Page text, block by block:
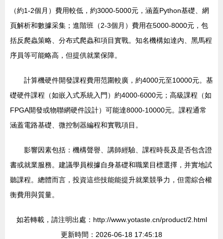
（約1-2個月）費用較低，約3000-5000元，涵蓋Python基礎、網
頁解析和數據采集；進階班（2-3個月）費用在5000-8000元，包
括反爬蟲策略、分布式爬蟲和項目實戰。知名機構如達內、黑馬程
序員等可能略高，但提供就業保障。
計算機硬件開發課程費用范圍較廣，約4000元至10000元。基
礎硬件課程（如嵌入式系統入門）約4000-6000元；高級課程（如
FPGA開發或物聯網硬件設計）可能達8000-10000元。課程通常
涵蓋電路基礎、微控制器編程和實戰項目。
影響因素包括：機構聲譽、講師經驗、課程時長及是否包含證
書或就業服務。建議學員根據自身基礎和職業目標選擇，并實地試
聽課程。總體而言，投資這些技能能提升就業競爭力，但需綜合權
衡費用與質量。
如若轉載，請注明出處：http://www.yotaste.cn/product/2.html
更新時間：2026-06-18 17:45:18